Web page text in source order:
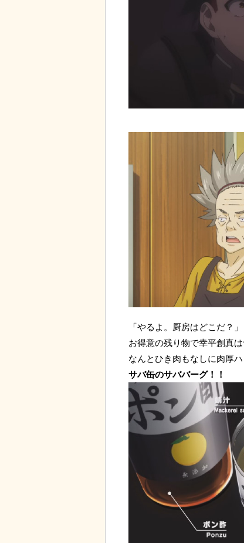
「やるよ。厨房はどこだ？」
お得意の残り物で幸平創真
なんとひき肉もなしに肉厚
サバ缶のサババーグ！！